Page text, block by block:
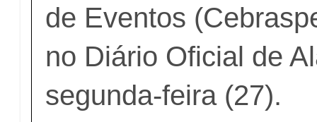
de Eventos
no Diário Oficial de
segunda-feira (27).